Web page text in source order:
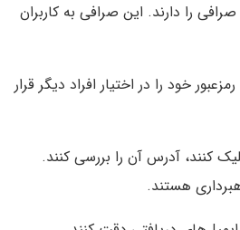
را دارند. این صرافی به کاربران
خود را در اختیار افراد دیگر قرار
کنند، آدرس آن را بررسی کنند.